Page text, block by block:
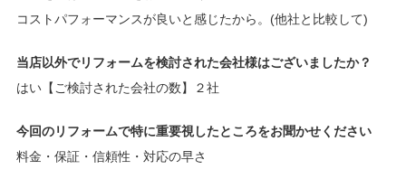
コストパフォーマンスが良いと感じたから。(他社と比較して)
当店以外でリフォームを検討された会社様はございましたか？
はい【ご検討された会社の数】２社
今回のリフォームで特に重要視したところをお聞かせください
料金・保証・信頼性・対応の早さ